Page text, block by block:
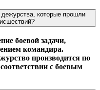
которые прошли
боевой задачи,
командира.
производится по
с боевым